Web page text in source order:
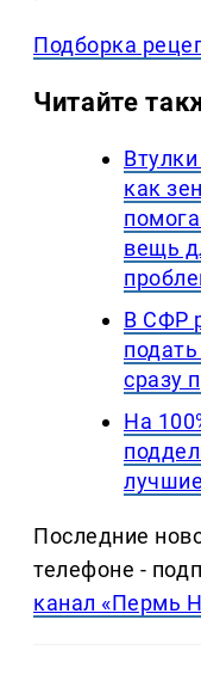
Подборка
Читайте
как
вещь
В СФР
сразу
На
Последние
телефоне -
канал «Пермь